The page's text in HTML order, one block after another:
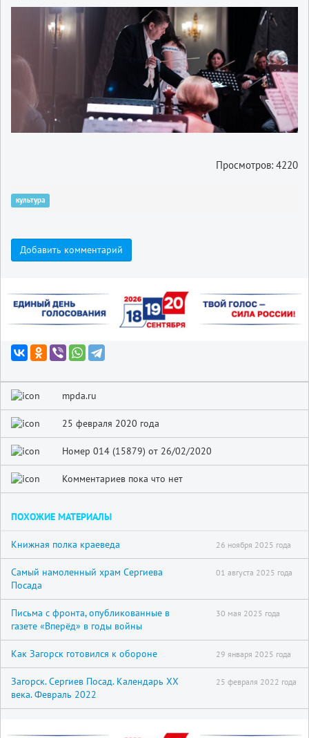
Просмотров: 4220
культура
Добавить комментарий
mpda.ru
25 февраля 2020 года
Номер 014 (15879) от 26/02/2020
Комментариев пока что нет
ПОХОЖИЕ МАТЕРИАЛЫ
Книжная полка краеведа 26 ноября 2025 года
Самый намоленный храм Сергиева
Посада
01 августа 2025 года
Письма с фронта, опубликованные в
газете «Вперёд» в годы войны
30 мая 2025 года
Как Загорск готовился к обороне 29 января 2025 года
Загорск. Сергиев Посад. Календарь XX
века. Февраль 2022
25 февраля 2022 года